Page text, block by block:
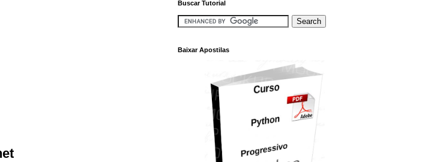
Buscar Tutorial
Baixar Apostilas